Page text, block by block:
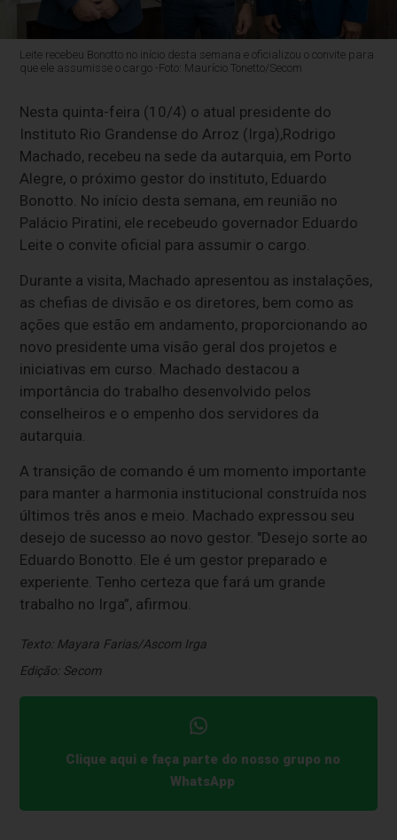
Leite recebeu Bonotto no início desta semana e oficializou o convite para
que ele assumisse o cargo -Foto: Maurício Tonetto/Secom
Nesta quinta-feira (10/4) o atual presidente do
Instituto Rio Grandense do Arroz (Irga),Rodrigo
Machado, recebeu na sede da autarquia, em Porto
Alegre, o próximo gestor do instituto, Eduardo
Bonotto. No início desta semana, em reunião no
Palácio Piratini, ele recebeudo governador Eduardo
Leite o convite oficial para assumir o cargo.
Durante a visita, Machado apresentou as instalações,
as chefias de divisão e os diretores, bem como as
ações que estão em andamento, proporcionando ao
novo presidente uma visão geral dos projetos e
iniciativas em curso. Machado destacou a
importância do trabalho desenvolvido pelos
conselheiros e o empenho dos servidores da
autarquia.
A transição de comando é um momento importante
para manter a harmonia institucional construída nos
últimos três anos e meio. Machado expressou seu
desejo de sucesso ao novo gestor. "Desejo sorte ao
Eduardo Bonotto. Ele é um gestor preparado e
experiente. Tenho certeza que fará um grande
trabalho no Irga”, afirmou.
Texto: Mayara Farias/Ascom Irga
Edição: Secom
Clique aqui e faça parte do nosso grupo no
WhatsApp